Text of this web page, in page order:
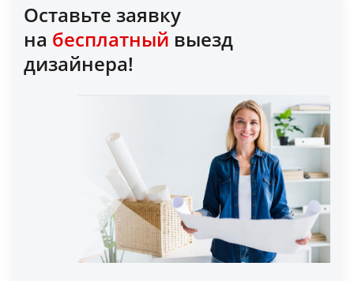
Оставьте заявку
на бесплатный выезд
дизайнера!